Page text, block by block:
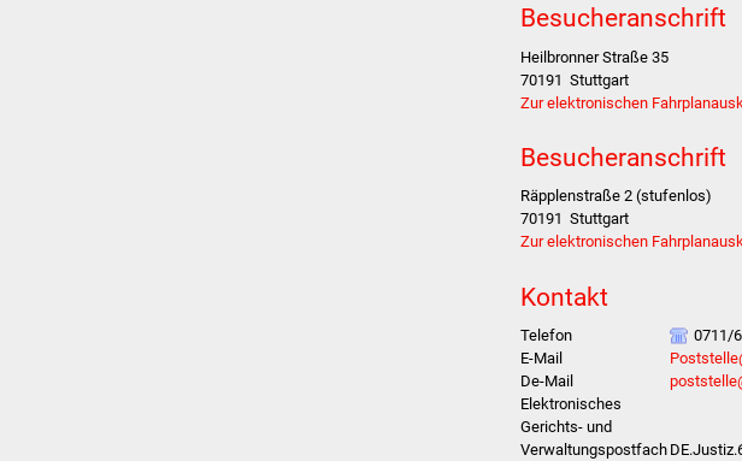
Besucheranschrift
Heilbronner Straße 35
70191 Stuttgart
Zur elektronischen
Besucheranschrift
Räpplenstraße 2 (stufenlos)
70191 Stuttgart
Zur elektronischen
Kontakt
Telefon
0711/
E-Mail
De-Mail
Elektronisches
Gerichts- und
Verwaltungspostfach